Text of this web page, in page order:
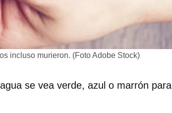
incluso murieron. (Foto Adobe Stock)
se vea verde, azul o marrón para